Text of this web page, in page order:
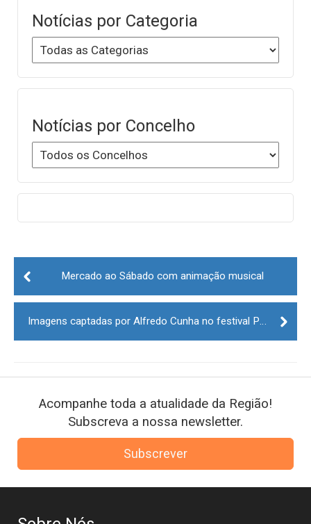
Notícias por Categoria
Notícias por Concelho
Post
navigationMercado ao Sábado com animação musical
Imagens captadas por Alfredo Cunha no festival Paredes de Coura reunidas em livro
Acompanhe toda a atualidade da Região!
Subscreva a nossa newsletter.
Subscrever